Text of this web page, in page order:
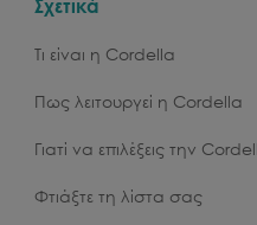
Σχετικά
Τι είναι η Cordella
Πως λειτουργεί η Cordella
Γιατί να επιλέξεις την
Φτιάξτε τη λίστα σας